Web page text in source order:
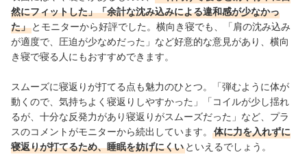
然にフィットした」「余計な沈み込みによる違和感が少なかっ
た」 とモニターから好評でした。横向き寝でも、「肩の沈み込み
が適度で、圧迫が少なめだった」など好意的な意見があり、横向
き寝で寝る人にもおすすめできます。
スムーズに寝返りが打てる点も魅力のひとつ。「弾むように体が
動くので、気持ちよく寝返りしやすかった」「コイルが少し揺れ
るが、十分な反発力があり寝返りがスムーズだった」など、プラ
スのコメントがモニターから続出しています。
体に力を入れずに
寝返りが打てるため、睡眠を妨げにくい といえるでしょう。